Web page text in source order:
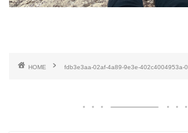
HOME fdb3e3aa-02af-4a89-9e3e-402c4004953a-0